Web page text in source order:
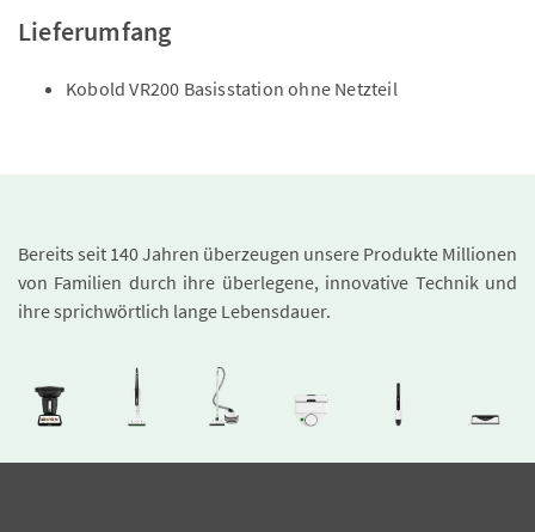
Lieferumfang
Kobold VR200 Basisstation ohne Netzteil
Bereits seit 140 Jahren überzeugen unsere Produkte Millionen
von Familien durch ihre überlegene, innovative Technik und
ihre sprichwörtlich lange Lebensdauer.